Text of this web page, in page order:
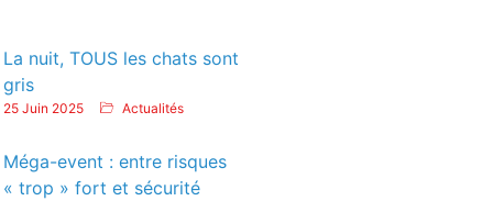
La nuit, TOUS les chats sont
gris
25 Juin 2025 Actualités
Méga-event : entre risques
« trop » fort et sécurité